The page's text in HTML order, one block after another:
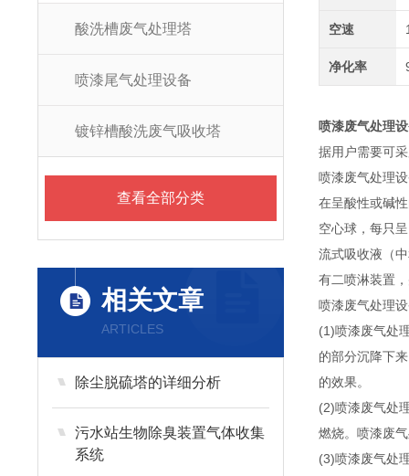
酸洗槽废气处理塔
喷漆尾气处理设备
镀锌槽酸洗废气吸收塔
查看全部分类
相关文章
ARTICLES
除尘脱硫塔的详细分析
污水站生物除臭装置气体收集
系统
空速
净化率
喷漆废气处理
据用户需要可
喷漆废气处理
在呈酸性或碱
空心球，每只
流式吸收液（
有二喷淋装置
喷漆废气处理
(1)喷漆废气处
的部分沉降下
的效果。
(2)喷漆废气处
燃烧。喷漆废
(3)喷漆废气处